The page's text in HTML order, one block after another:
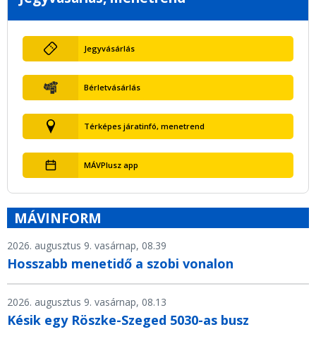
Jegyvásárlás
Bérletvásárlás
Térképes járatinfó, menetrend
MÁVPlusz app
MÁVINFORM
2026. augusztus 9. vasárnap, 08.39
Hosszabb menetidő a szobi vonalon
2026. augusztus 9. vasárnap, 08.13
Késik egy Röszke-Szeged 5030-as busz